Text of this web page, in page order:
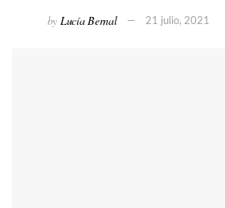
by Lucía Bernal 21 julio, 2021